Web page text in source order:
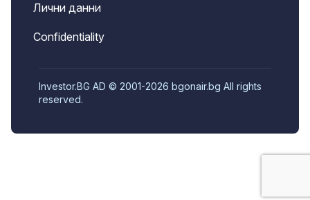
Лични данни
Confidentiality
Investor.BG AD © 2001-2026 bgonair.bg All rights
reserved.